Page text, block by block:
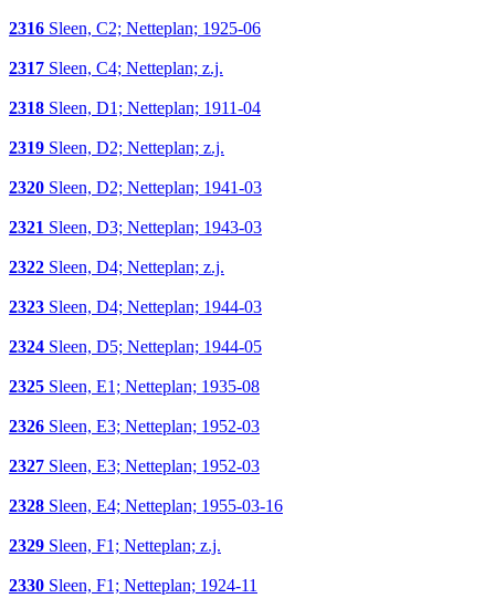
2316 Sleen, C2; Netteplan; 1925-06
2317 Sleen, C4; Netteplan; z.j.
2318 Sleen, D1; Netteplan; 1911-04
2319 Sleen, D2; Netteplan; z.j.
2320 Sleen, D2; Netteplan; 1941-03
2321 Sleen, D3; Netteplan; 1943-03
2322 Sleen, D4; Netteplan; z.j.
2323 Sleen, D4; Netteplan; 1944-03
2324 Sleen, D5; Netteplan; 1944-05
2325 Sleen, E1; Netteplan; 1935-08
2326 Sleen, E3; Netteplan; 1952-03
2327 Sleen, E3; Netteplan; 1952-03
2328 Sleen, E4; Netteplan; 1955-03-16
2329 Sleen, F1; Netteplan; z.j.
2330 Sleen, F1; Netteplan; 1924-11